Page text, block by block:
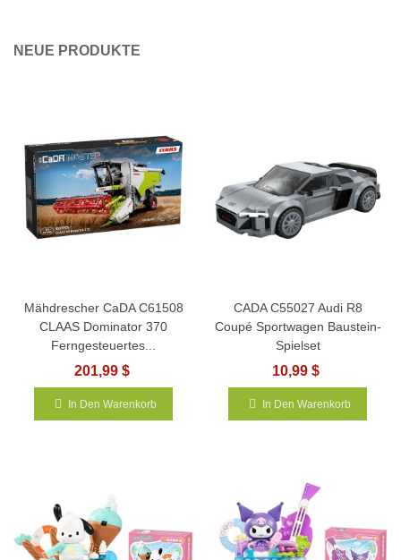
NEUE PRODUKTE
Mähdrescher CaDA C61508
CLAAS Dominator 370
Ferngesteuertes...
201,99 $
In Den Warenkorb
CADA C55027 Audi R8
Coupé Sportwagen Baustein-
Spielset
10,99 $
In Den Warenkorb